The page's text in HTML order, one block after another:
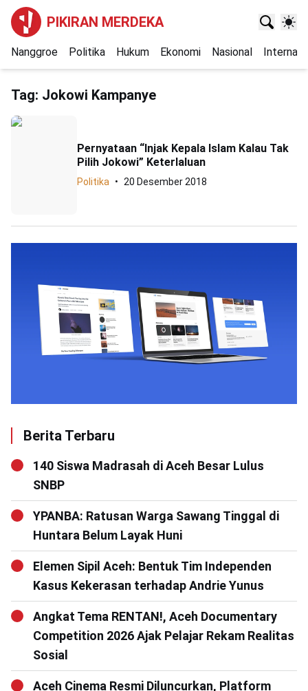
PIKIRAN MERDEKA
Nanggroe Politika Hukum Ekonomi Nasional
Tag: Jokowi Kampanye
Pernyataan “Injak Kepala Islam Kalau Tak
Pilih Jokowi” Keterlaluan
Politika 20 Desember 2018
Berita Terbaru
140 Siswa Madrasah di Aceh Besar Lulus
SNBP
YPANBA: Ratusan Warga Sawang Tinggal di
Huntara Belum Layak Huni
Elemen Sipil Aceh: Bentuk Tim Independen
Kasus Kekerasan terhadap Andrie Yunus
Angkat Tema RENTAN!, Aceh Documentary
Competition 2026 Ajak Pelajar Rekam Realitas
Sosial
Aceh Cinema Resmi Diluncurkan, Platform